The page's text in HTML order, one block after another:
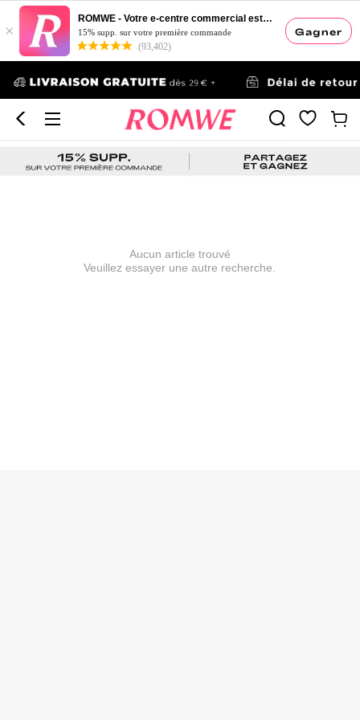
Gagner
×
ROMWE - Votre e-centre commercial esthétique
15% supp. sur votre première commande
(93,402)
Aucun article trouvé
Veuillez essayer une autre recherche.